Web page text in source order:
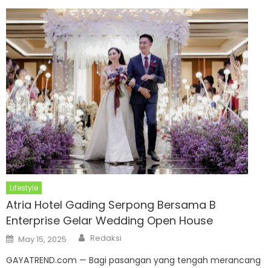
Lifestyle
Atria Hotel Gading Serpong Bersama B
Enterprise Gelar Wedding Open House
Posted
on
May 15, 2025 Author
Redaksi
GAYATREND.com — Bagi pasangan yang tengah merancang